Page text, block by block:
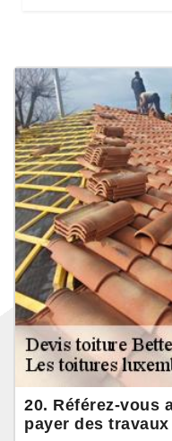
20. Référez-vous
payer des